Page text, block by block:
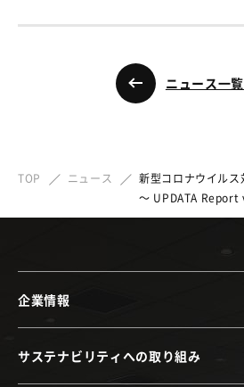
ニュース一
TOP ニュース
新型コロナウイル
～ UPDATA Report
企業情報
サステナビリティへの取り組み